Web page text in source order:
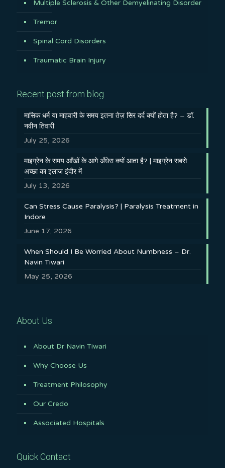
Multiple Sclerosis & Other Demyelinating Disorder
Tremor
Spinal Cord Disorders
Traumatic Brain Injury
Recent post from blog
मासिक धर्म या माहवारी के समय इतना तेज़ सिर दर्द क्यों होता है? – डॉ.
नवीन तिवारी
July 25, 2026
माइग्रेन के समय आँखों के आगे अँधेरा क्यों आता है? | माइग्रेन सबसे
अच्छा का इलाज इंदौर में
July 13, 2026
Can Stress Cause Paralysis? | Paralysis Treatment in
Indore
June 17, 2026
When Should I Be Worried About Numbness – Dr.
Navin Tiwari
May 25, 2026
About Us
About Dr Navin Tiwari
Why Choose Us
Treatment Philosophy
Our Credo
Associated Hospitals
Quick Contact